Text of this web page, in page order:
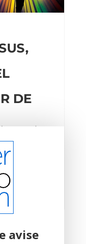
DE
esos que lo
es el
e influyente de
y de
de él….
Entradas siguientes »
avise